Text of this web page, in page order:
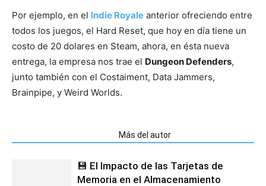
Por ejemplo, en el Indie Royale anterior ofreciendo entre
todos los juegos, el Hard Reset, que hoy en día tiene un
costo de 20 dolares en Steam, ahora, en ésta nueva
entrega, la empresa nos trae el Dungeon Defenders,
junto también con el Costaiment, Data Jammers,
Brainpipe, y Weird Worlds.
Más del autor
💾 El Impacto de las Tarjetas de
Memoria en el Almacenamiento